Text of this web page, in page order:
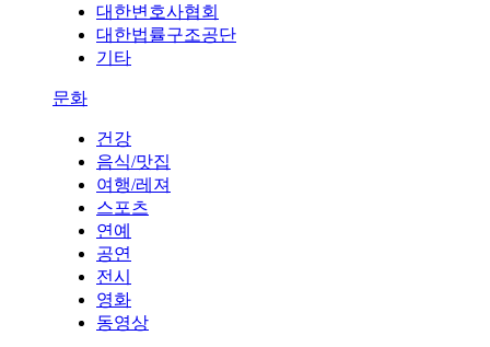
대한변호사협회
대한법률구조공단
기타
문화
건강
음식/맛집
여행/레져
스포츠
연예
공연
전시
영화
동영상